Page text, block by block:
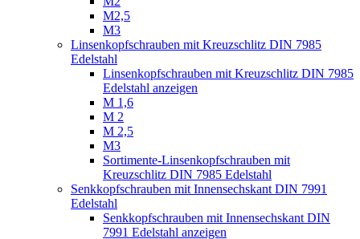
M2,5
M3
Linsenkopfschrauben mit Kreuzschlitz DIN 7985
Edelstahl
Linsenkopfschrauben mit Kreuzschlitz DIN 7985
Edelstahl anzeigen
M 1,6
M 2
M 2,5
M3
Sortimente-Linsenkopfschrauben mit
Kreuzschlitz DIN 7985 Edelstahl
Senkkopfschrauben mit Innensechskant DIN 7991
Edelstahl
Senkkopfschrauben mit Innensechskant DIN
7991 Edelstahl anzeigen